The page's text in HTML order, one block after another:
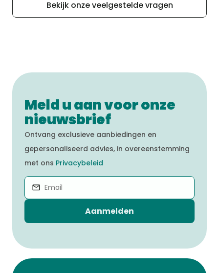
alle macro- en micro-nutriënten.
Bekijk onze veelgestelde vragen
Meld u aan voor onze
nieuwsbrief
Ontvang exclusieve aanbiedingen en
gepersonaliseerd advies, in overeenstemming
met ons Privacybeleid
Aanmelden